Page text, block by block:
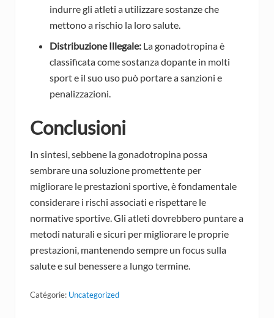
indurre gli atleti a utilizzare sostanze che
mettono a rischio la loro salute.
Distribuzione Illegale: La gonadotropina è
classificata come sostanza dopante in molti
sport e il suo uso può portare a sanzioni e
penalizzazioni.
Conclusioni
In sintesi, sebbene la gonadotropina possa
sembrare una soluzione promettente per
migliorare le prestazioni sportive, è fondamentale
considerare i rischi associati e rispettare le
normative sportive. Gli atleti dovrebbero puntare a
metodi naturali e sicuri per migliorare le proprie
prestazioni, mantenendo sempre un focus sulla
salute e sul benessere a lungo termine.
Catégorie: Uncategorized